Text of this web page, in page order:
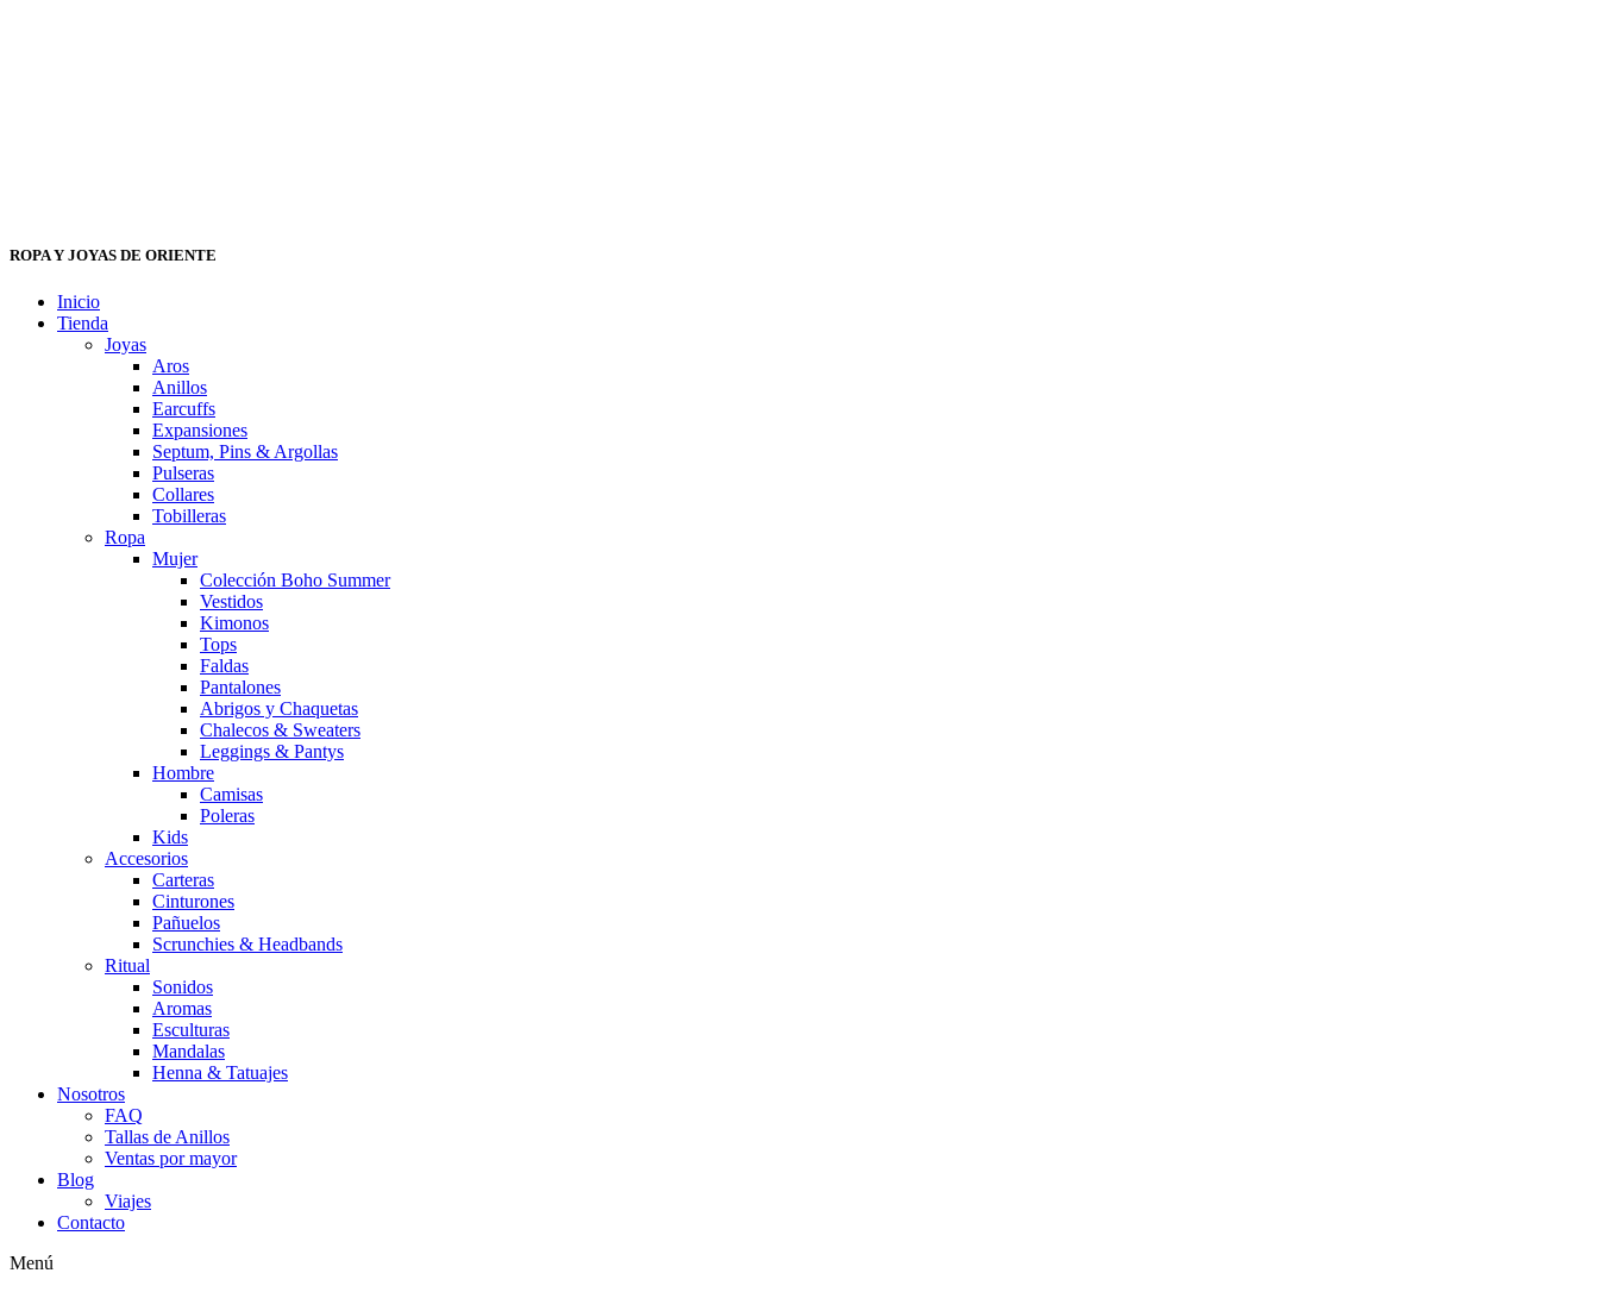
ROPA Y JOYAS DE ORIENTE
Inicio
Tienda
Joyas
Aros
Anillos
Earcuffs
Expansiones
Septum, Pins & Argollas
Pulseras
Collares
Tobilleras
Ropa
Mujer
Colección Boho Summer
Vestidos
Kimonos
Tops
Faldas
Pantalones
Abrigos y Chaquetas
Chalecos & Sweaters
Leggings & Pantys
Hombre
Camisas
Poleras
Kids
Accesorios
Carteras
Cinturones
Pañuelos
Scrunchies & Headbands
Ritual
Sonidos
Aromas
Esculturas
Mandalas
Henna & Tatuajes
Nosotros
FAQ
Tallas de Anillos
Ventas por mayor
Blog
Viajes
Contacto
Menú